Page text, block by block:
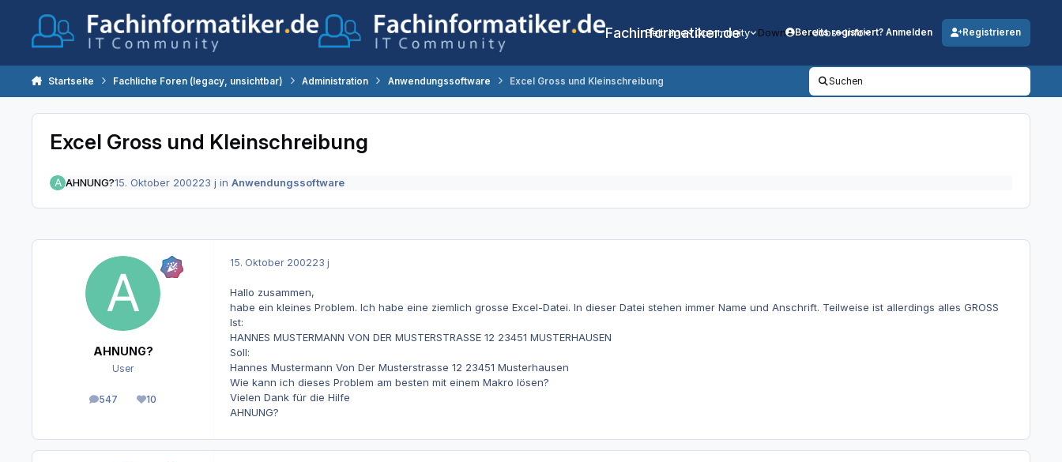
Fachinformatiker.de
Beiträge Community DownloadsJobs Info
Bereits registriert? Anmelden Registrieren
Startseite Fachliche Foren (legacy, unsichtbar) Administration Anwendungssoftware Excel Gross und Kleinschreibung Suchen
Excel Gross und Kleinschreibung
AHNUNG?15. Oktober 200223 j in Anwendungssoftware
AHNUNG?
User
547
Beiträge 10
Reputation
15. Oktober 200223 j
Hallo zusammen,
habe ein kleines Problem. Ich habe eine ziemlich grosse Excel-Datei. In dieser Datei stehen immer Name und Anschrift. Teilweise ist allerdings alles GROSS
Ist:
HANNES MUSTERMANN VON DER MUSTERSTRASSE 12 23451 MUSTERHAUSEN
Soll:
Hannes Mustermann Von Der Musterstrasse 12 23451 Musterhausen
Wie kann ich dieses Problem am besten mit einem Makro lösen?
Vielen Dank für die Hilfe
AHNUNG?